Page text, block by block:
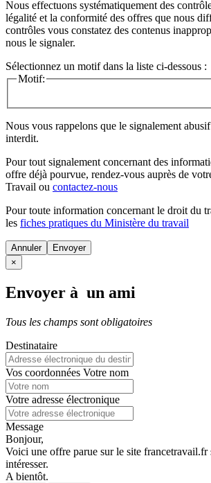
Nous effectuons systématiquement des
légalité et la conformité des offres que nous
contrôles vous constatez des contenus
nous le signaler.
Sélectionnez un motif dans la liste ci-dessous :
Motif:
Nous vous rappelons que le signalement
interdit.
Pour tout signalement concernant des
offre déjà pourvue, rendez-vous auprès de
Travail ou contactez-nous
Pour toute information concernant le droit du
les fiches pratiques du Ministère du travail
Annuler
×
Envoyer à un ami
Tous les champs sont obligatoires
Destinataire
Vos coordonnées Votre nom
Votre adresse électronique
Message
Bonjour,
Voici une offre parue sur le site francetravail.fr
intéresser.
A bientôt.